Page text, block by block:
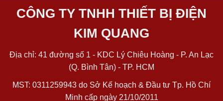
CÔNG TY TNHH THIẾT BỊ ĐIỆN
KIM QUANG
Địa chỉ: 41 đường số 1 - KDC Lý Chiêu Hoàng - P. An Lạc
(Q. Bình Tân) - TP. HCM
MST: 0311259943 do Sở Kế hoạch & Đầu tư Tp. Hồ Chí
Minh cấp ngày 21/10/2011